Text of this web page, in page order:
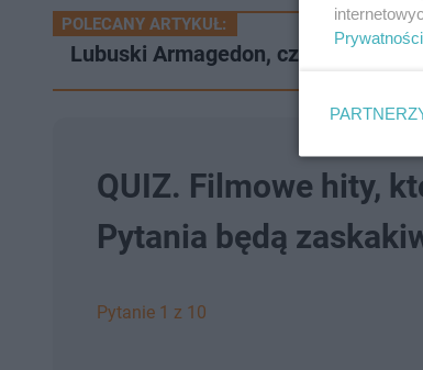
POLECANY ARTYKUŁ:
Lubuski Armagedon, czyli taplanie
QUIZ. Filmowe hity,
Pytania będą
Pytanie 1 z 10
Prywatności